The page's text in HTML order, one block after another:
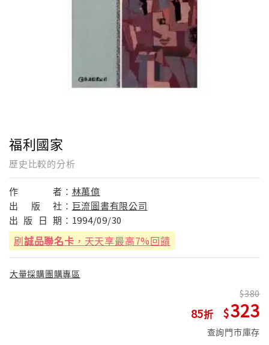
福利國家
歷史比較的分析
作 者： 林萬億
出
版 社： 巨流圖書有限公司
出 版 日 期： 1994/09/30
刷誠品聯名卡 ，天天享最高7%回饋
大量採購團購專區
85
380
323
查詢門市庫存